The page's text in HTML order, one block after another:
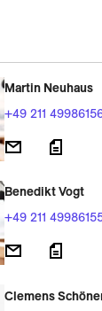
Martin Neuhaus
+49 211
Benedikt Vogt
+49 211
Clemens